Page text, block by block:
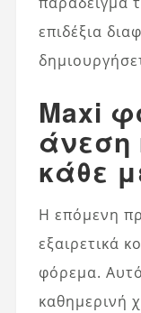
επιδέξια
Maxi
άνεση
κάθε
Η επόμενη
εξαιρετικά
φόρεμα. Αυτό
καθημερινή